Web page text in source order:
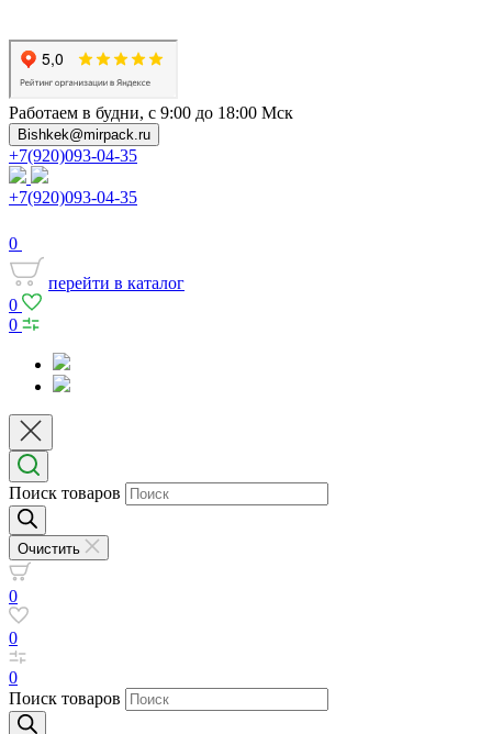
Работаем в будни, с 9:00 до 18:00 Мск
Bishkek@mirpack.ru
+7(920)093-04-35
+7(920)093-04-35
0
перейти в каталог
0
0
Поиск товаров
Очистить
0
0
0
Поиск товаров